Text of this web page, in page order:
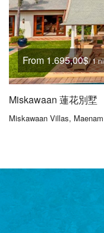
From 1.695,00$/ 1
Miskawaan 蓮花別墅
Miskawaan Villas,